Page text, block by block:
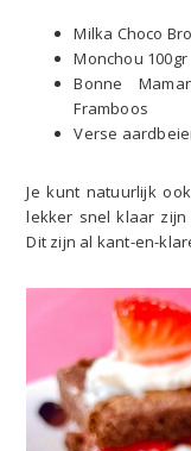
Milka Choco
Monchou 100gr
Bonne
Framboos
Verse
Je kunt natuurlijk
lekker snel klaar zijn
Dit zijn al kant-en-